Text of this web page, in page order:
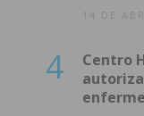
14 DE
4
Centro